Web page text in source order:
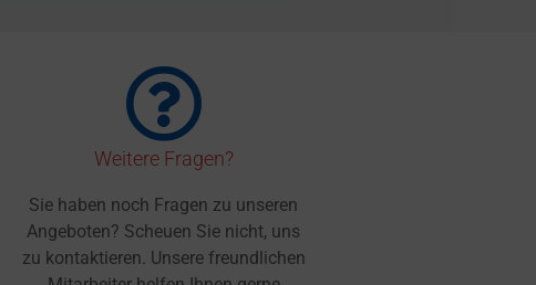
Weitere Fragen?
Sie haben noch Fragen zu unseren
Angeboten? Scheuen Sie nicht, uns
zu kontaktieren. Unsere freundlichen